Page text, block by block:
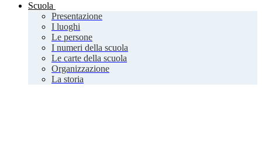
Scuola
Presentazione
I luoghi
Le persone
I numeri della scuola
Le carte della scuola
Organizzazione
La storia